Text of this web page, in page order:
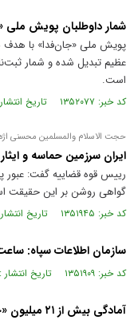
شمار داوطلبان پویش ملی «جان‌فدا» از
پویش ملی «جان‌فدا» با هدف
است.
کد خبر: ۱۳۵۲۰۷۷ تاریخ انتشار : ۱۴۰۵/۰۱/۲۳
حجت الاسلام والمسلمین محسنی
ایران سرزمین حماسه و
رییس قوه قضاییه گفت: عبور
گواهی روشن بر این حقیقت
کد خبر: ۱۳۵۱۹۴۵ تاریخ انتشار : ۱۴۰۵/۰۱/۲۲
سازمان اطلاعات سپاه:
کد خبر: ۱۳۵۱۹۰۹ تاریخ انتشار : ۱۴۰۵/۰۱/۲۲
آمادگی بیش از ۲۱ میلیون «جان‌فدا» برای دفاع از ایران